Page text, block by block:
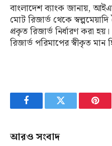
বাংলাদেশ ব্যাংক জানায়,
মোট রিজার্ভ থেকে
প্রকৃত রিজার্ভ নির্ধারণ করা
রিজার্ভ পরিমাপের স্বীকৃত মান
FacebookTwitter
আরও সংবাদ